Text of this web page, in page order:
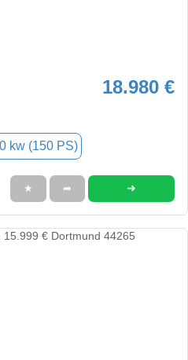
18.980 €
kw (150 PS)
★ ➦ ➜